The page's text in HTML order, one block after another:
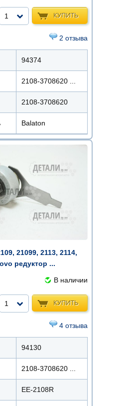
КУПИТЬ
1
2 отзыва
94374
2108-3708620 ...
2108-3708620
Balaton
21099, 2113, 2114,
редуктор ...
В наличии
КУПИТЬ
1
4 отзыва
94130
2108-3708620 ...
EE-2108R